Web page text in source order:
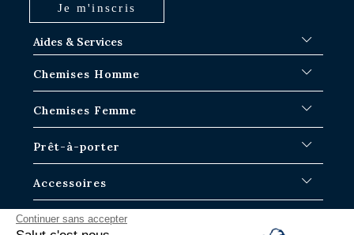
Aides & Services
Délais d'expédition
Échange dans les boutiques Paris-IDF
Chemises Homme
Chemises Bleues
Chemises à Carreaux
Chemises Manches Courtes
Chemises Tartans
Chemises Femme
Chemises Blanches Femme
Chemises Oversize
Albane
Prêt-à-porter
Pulls homme
Polos
Accessoires
Caleçons
La Marque
Je m'inscris
Continuer sans accepter